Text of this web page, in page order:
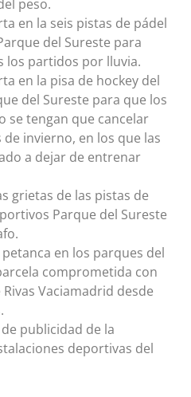
peso.
en la seis pistas de pádel
del Sureste para
los partidos por lluvia.
en la pisa de hockey del
del Sureste para que los
se tengan que cancelar
invierno, en los que las
a dejar de entrenar
grietas de las pistas de
Parque del Sureste
en los parques del
comprometida con
Vaciamadrid desde
publicidad de la
deportivas del